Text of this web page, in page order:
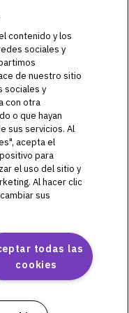
el logo de
de Omnipod 5,
Omnipod
Podder, Simplifly
el logo de
University, y
o marcas
Todos los
comercial de
Dexcom y Dexcom G6
y se utilizan con
los logotipos de
marcas por parte
Todas las
de sus respectivos
de terceros no
contenido y los
sociales y
de nuestro sitio
sociales y
con otra
o que hayan
sus servicios. Al
acepta el
para
el uso del sitio y
Al hacer clic
sus
todas las
cookies